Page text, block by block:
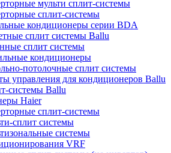
мульти сплит-системы
сплит-системы
кондиционеры серии BDA
сплит системы Ballu
сплит системы
кондиционеры
потолочные сплит системы
управления для кондиционеров Ballu
системы Ballu
Haier
сплит-системы
сплит системы
системы
VRF